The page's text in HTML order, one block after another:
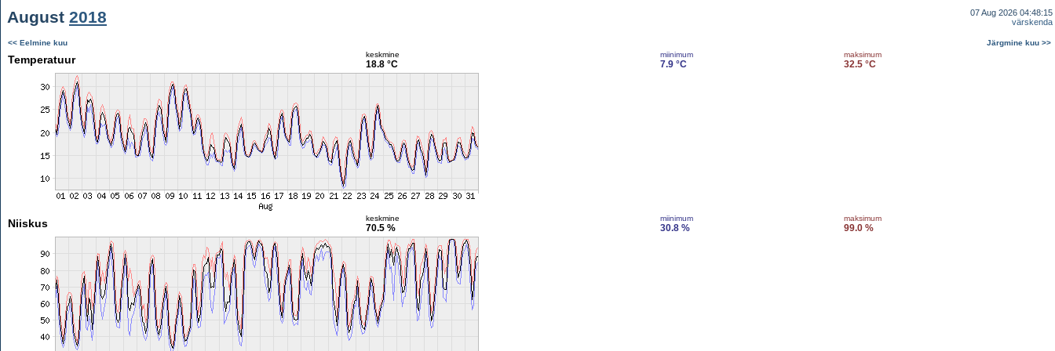
August 2018
07 Aug 2026 04:48:15
värskenda
<< Eelmine kuu Järgmine kuu >>
Temperatuur keskmine
18.8 °C
miinimum
7.9 °C
maksimum
32.5 °C
Niiskus keskmine
70.5 %
miinimum
30.8 %
maksimum
99.0 %